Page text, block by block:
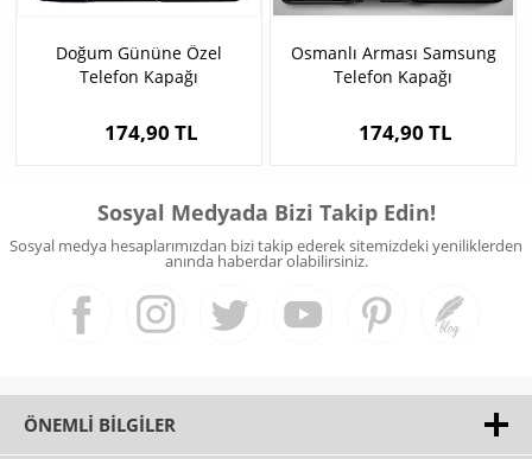
Doğum Gününe Özel
Telefon Kapağı
174,90 TL
Osmanlı Arması Samsung
Telefon Kapağı
174,90 TL
Sosyal Medyada Bizi Takip Edin!
Sosyal medya hesaplarımızdan bizi takip ederek sitemizdeki yeniliklerden
anında haberdar olabilirsiniz.
ÖNEMLI BILGILER